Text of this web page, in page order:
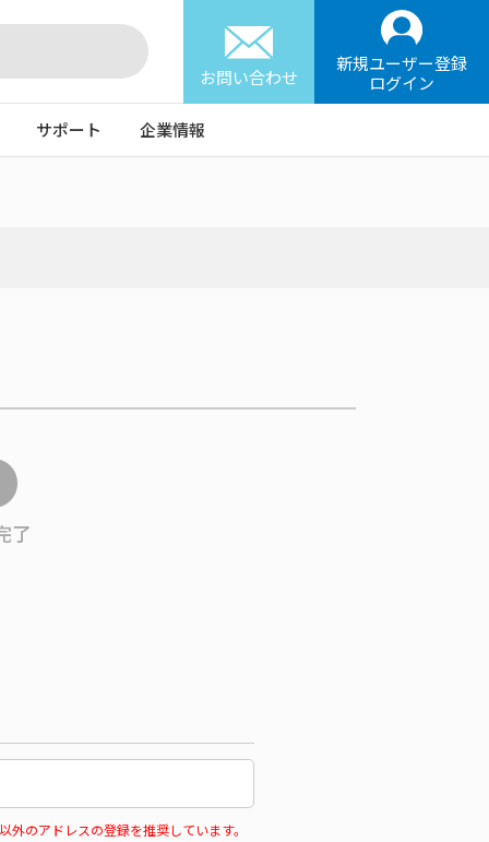
お問い合わせ
新規ユーザー登録
ログイン
サポート 企業情報
了
のアドレスの登録を推奨しています。